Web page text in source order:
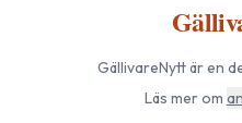
GällivareNyttär en
Läs mer om